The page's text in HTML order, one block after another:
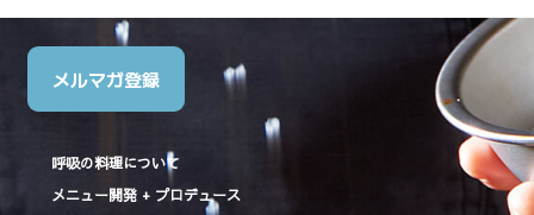
メルマガ登録
呼吸の料理について
メニュー開発 + プロデュース